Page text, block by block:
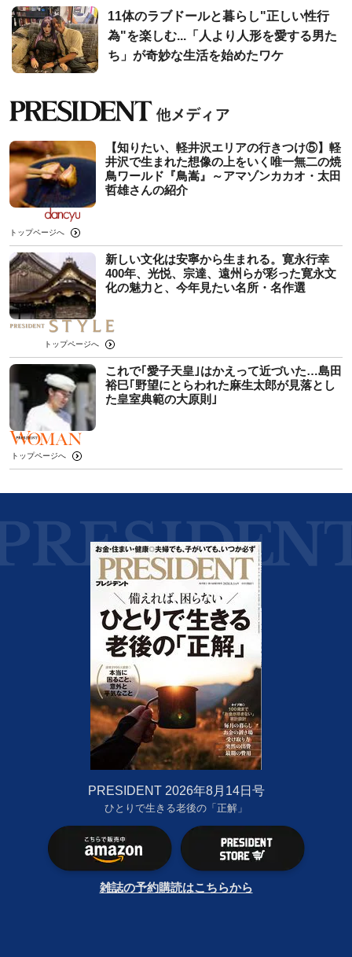
11体のラブドールと暮らし"正しい性行
為"を楽しむ...「人より人形を愛する男た
ち」が奇妙な生活を始めたワケ
【知りたい、軽井沢エリアの行きつけ⑤】軽
井沢で生まれた想像の上をいく唯一無二の焼
鳥ワールド『鳥嵩』～アマゾンカカオ・太田
哲雄さんの紹介
トップページへ
新しい文化は安寧から生まれる。寛永行幸
400年、光悦、宗達、遠州らが彩った寛永文
化の魅力と、今年見たい名所・名作選
トップページへ
これで｢愛子天皇｣はかえって近づいた…島田
裕巳｢野望にとらわれた麻生太郎が見落とし
た皇室典範の大原則｣
トップページへ
PRESIDENT 2026年8月14日号
ひとりで生きる老後の「正解」
雑誌の予約購読はこちらから